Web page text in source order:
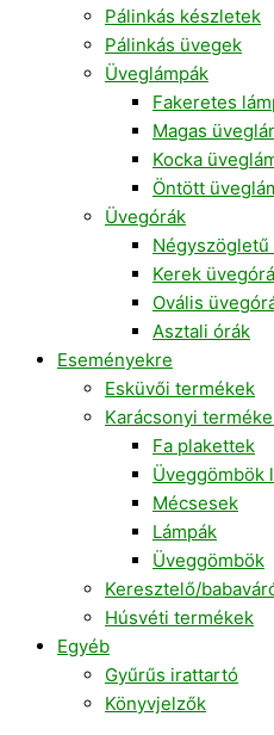
Pálinkás készletek
Pálinkás üvegek
Üveglámpák
Fakeretes
Magas
Kocka
Öntött
Üvegórák
Kerek
Ovális
Asztali órák
Eseményekre
Esküvői termékek
Karácsonyi
Fa plakettek
Üveggömbök
Mécsesek
Lámpák
Üveggömbök
Keresztelő/
Húsvéti termékek
Egyéb
Gyűrűs irattartó
Könyvjelzők